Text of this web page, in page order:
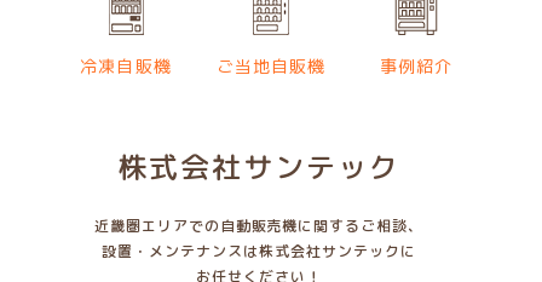
冷凍自販機 ご当地自販機 事例紹介
株式会社サンテック
近畿圏エリアでの自動販売機に関するご相談、
設置・メンテナンスは株式会社サンテックに
お任せください！